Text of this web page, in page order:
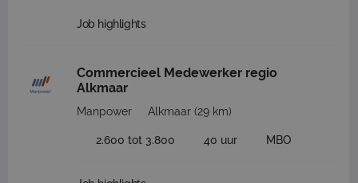
Job highlights
Commercieel Medewerker regio
Alkmaar
Manpower Alkmaar (29 km)
2.600 tot 3.800 40 uur MBO